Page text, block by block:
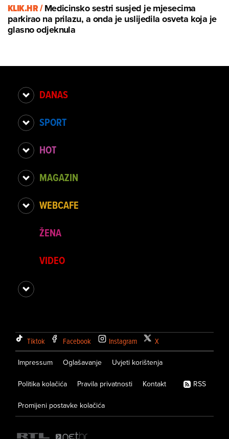
KLIK.HR /Medicinsko sestri susjed je mjesecima
parkirao na prilazu, a onda je uslijedila osveta koja je
glasno odjeknula
DANAS
SPORT
HOT
MAGAZIN
WEBCAFE
ŽENA
VIDEO
Tiktok Facebook Instagram X
Impressum Oglašavanje Uvjeti korištenja
Politika kolačića Pravila privatnosti Kontakt
Promijeni postavke kolačića
RSS